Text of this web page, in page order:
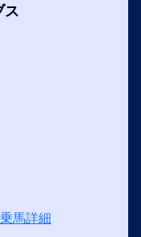
ス
馬詳細